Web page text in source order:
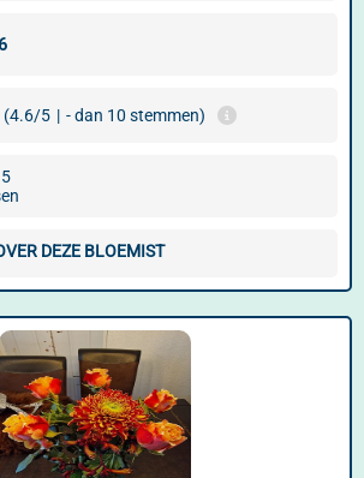
(4.6/5 | - dan 10 stemmen)
DEZE BLOEMIST